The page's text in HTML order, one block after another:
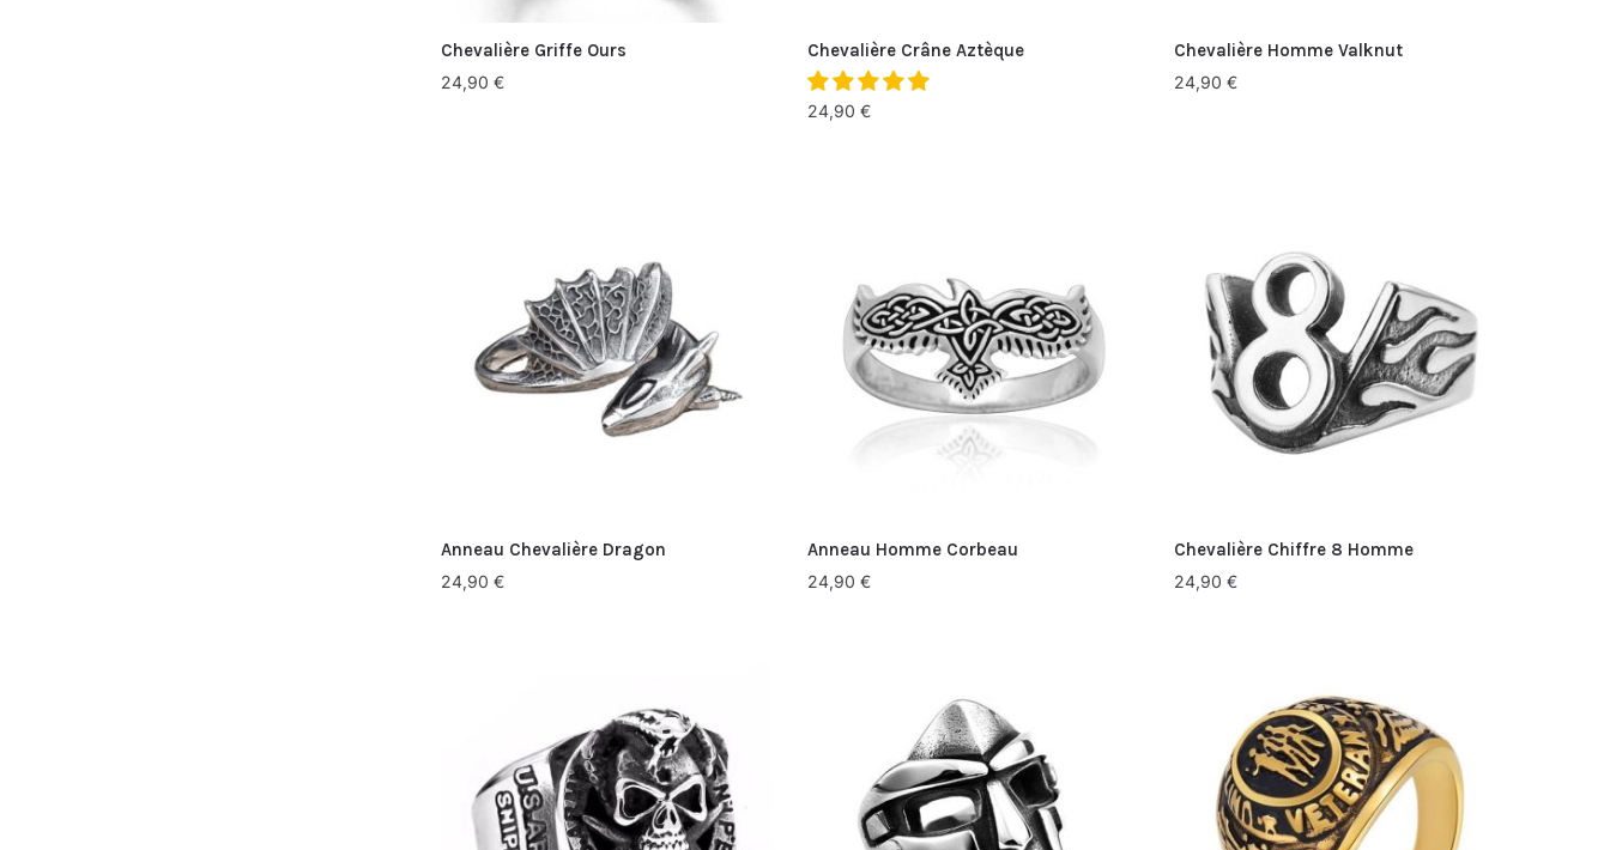
Chevalière Griffe Ours
24,90 €
Chevalière Crâne Aztèque
24,90 €
Chevalière Homme Valknut
24,90€
Anneau Chevalière Dragon
24,90 €
Anneau Homme Corbeau
24,90 €
Chevalière Chiffre 8 Homme
24,90€